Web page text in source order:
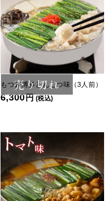
売り切れ
もつ鍋博多とんこつ味（3人前）
6,300円 (税込)